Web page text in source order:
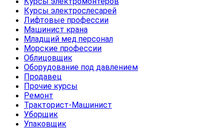
Курсы электрослесарей
Лифтовые профессии
Машинист крана
Младщий мед.персонал
Морские профессии
Облицовщик
Оборудование под давлением
Продавец
Прочие курсы
Ремонт
Тракторист-Машинист
Уборщик
Упаковщик